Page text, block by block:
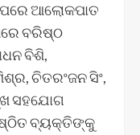
ଆଲୋକପାତ
ବରିଷ୍ଠ
ବିଶି,
ଚିତରଂଜନ ସିଂ,
ସହଯୋଗ
ବ୍ୟକ୍ତିଙ୍କୁ